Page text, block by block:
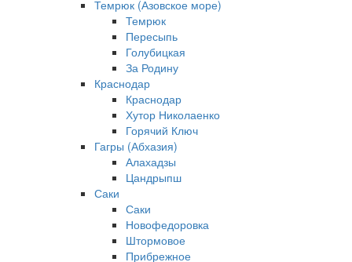
Темрюк (Азовское море)
Темрюк
Пересыпь
Голубицкая
За Родину
Краснодар
Краснодар
Хутор Николаенко
Горячий Ключ
Гагры (Абхазия)
Алахадзы
Цандрыпш
Саки
Саки
Новофедоровка
Штормовое
Прибрежное